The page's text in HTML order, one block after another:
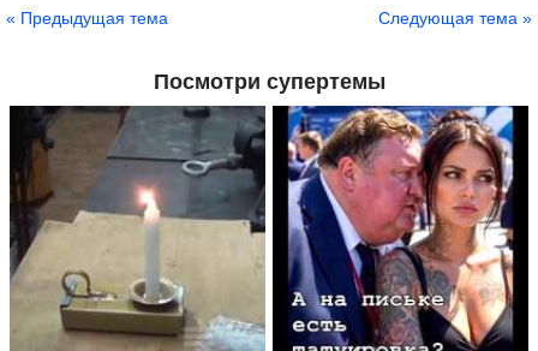
« Предыдущая тема Следующая тема »
Посмотри супертемы